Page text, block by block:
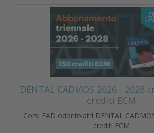
DENTAL CADMOS 2026 - 2028
crediti ECM
Corsi FAD odontoiatri DENTAL
crediti ECM